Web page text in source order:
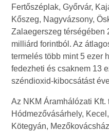
Fertőszéplak, Győrvár,
Kőszeg, Nagyvázsony,
Zalaegerszeg térségében
milliárd forintból. Az
termelés több mint 5 ezer
fedezheti és csaknem 13
széndioxid-kibocsátást
Az NKM Áramhálózati
Hódmezővásárhely,
Kötegyán,